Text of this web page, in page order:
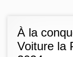
À la
Voiture la